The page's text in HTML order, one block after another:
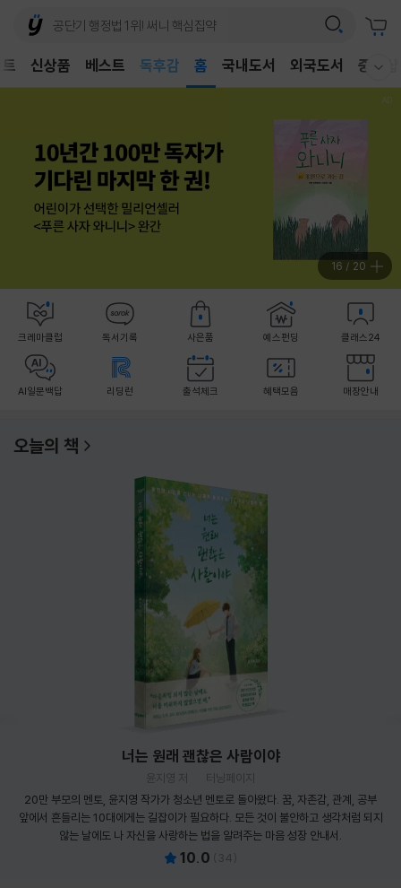
신상품 베스트
어린이
어린이 홈 국내도서 외국도서 중고샵
17 / 20
크레마클럽 독서기록 사은품 예스펀딩 클래스24
AI일문백답 리딩런 출석체크 혜택모음 매장안내
오늘의 책
너는 원래 괜찮은 사람이야
윤지영 저
터닝페이지
20만 부모의 멘토, 윤지영 작가가 청소년 멘토로 돌아왔다. 꿈, 자존감, 관계, 공부
앞에서 흔들리는 10대에게는 길잡이가 필요하다. 모든 것이 불안하고 생각처럼 되지
않는 날에도 나 자신을 사랑하는 법을 알려주는 마음 성장 안내서.
10.0 ( 34 )